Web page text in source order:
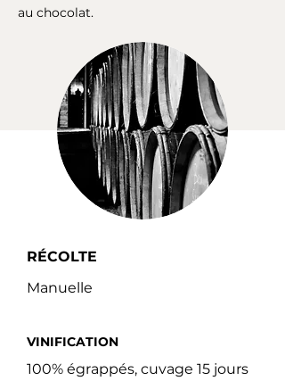
au chocolat.
RÉCOLTE
Manuelle
VINIFICATION
100% égrappés, cuvage 15 jours